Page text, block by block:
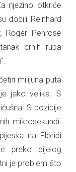
njezino otkriće
dobili Reinhard
Roger Penrose
crnih rupa
milijuna puta
jako velika. S
S pozicije
mikrosekundi.
na Floridi
preko cijelog
je problem što